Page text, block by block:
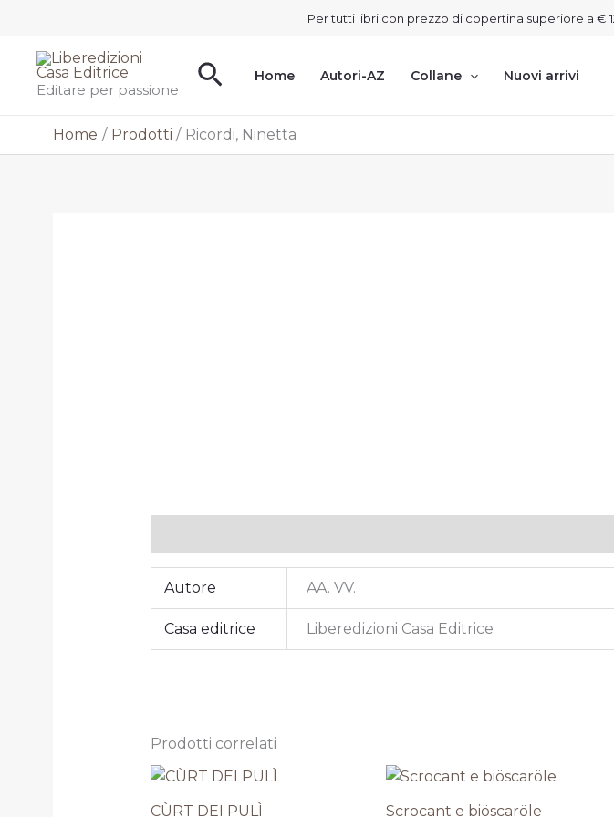
contenuto
Per tutti libri con prezzo di copertina superiore a €
Editare per passione CercaHome Autori-AZ Collane Nuovi arrivi
Home Prodotti Ricordi, Ninetta
Autore AA. VV.
Casa editrice Liberedizioni Casa Editrice
Prodotti correlati
CÙRT DEI PULÌ Scrocant e biöscaröle
Il
originale
Il
attuale